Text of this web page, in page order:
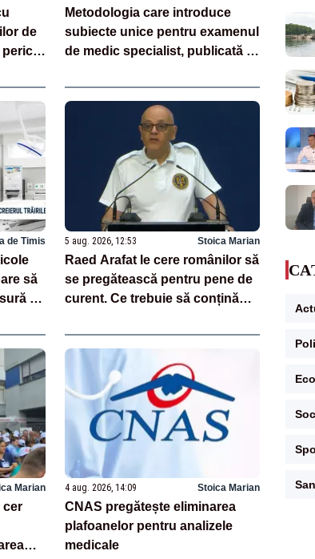
de
pericol
Metodologia care introduce
subiecte unice pentru examenul
de medic specialist, publicată în
de Timis
să
ce
5 aug. 2026, 12:53 Stoica Marian
Raed Arafat le cere românilor să
se pregătească pentru pene de
curent. Ce trebuie să conțină
Marian
cer
4 aug. 2026, 14:09 Stoica Marian
CNAS pregătește eliminarea
plafoanelor pentru analizele
medicale